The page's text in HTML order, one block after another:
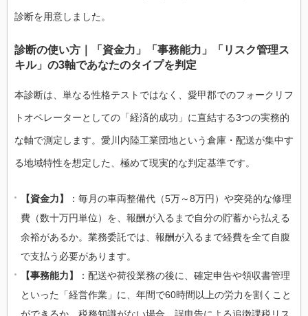
診断を用意しました。
診断の使い方｜「資金力」「事務能力」「リスク管理ス
キル」の3軸であなたのタイプを判定
本診断は、単なる性格テストではなく、愛甲郡でのフォークリフ
トオペレーターとしての「経済的成功」に直結する3つの実務的
な軸で測定します。愛川内陸工業団地という倉庫・配送が集中す
る地域特性を想定した、極めて現実的な判定基準です。
【資金力】
：毎月の車両整備代（5万～8万円）や突発的な修理
費（数十万円単位）を、報酬が入るまで自分の貯蓄から払える
余裕があるか。業務委託では、報酬が入るまで経費を全て自腹
で支払う必要があります。
【事務能力】
：配送や荷役業務の後に、確定申告や領収書管理
といった「経営作業」に、年間で60時間以上の労力を割くこと